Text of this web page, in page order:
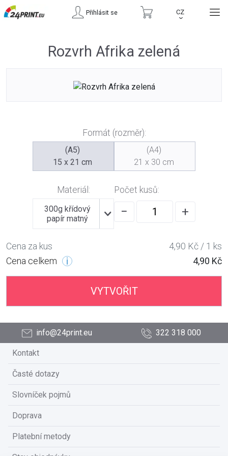
Přihlásit se CZ
›
Rozvrh Afrika zelená
Formát (rozměr):
(A5)
15 x 21 cm
(A4)
21 x 30 cm
Materiál:
300g křídový
papír matný
Počet kusů:
− +
Cena za kus
4,90 Kč / 1 ks
Cena celkem
4,90 Kč
VYTVOŘIT
info@24print.eu 322 318 000
Kontakt
Časté dotazy
Slovníček pojmů
Doprava
Platební metody